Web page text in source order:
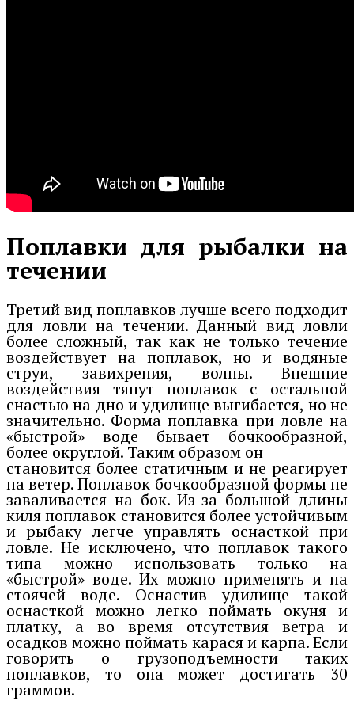
Поплавки для рыбалки на
течении
Третий вид поплавков лучше всего подходит
для ловли на течении. Данный вид ловли
более сложный, так как не только течение
воздействует на поплавок, но и водяные
струи, завихрения, волны. Внешние
воздействия тянут поплавок с остальной
снастью на дно и удилище выгибается, но не
значительно. Форма поплавка при ловле на
«быстрой» воде бывает бочкообразной,
более округлой. Таким образом он
становится более статичным и не реагирует
на ветер. Поплавок бочкообразной формы не
заваливается на бок. Из-за большой длины
киля поплавок становится более устойчивым
и рыбаку легче управлять оснасткой при
ловле. Не исключено, что поплавок такого
типа можно использовать только на
«быстрой» воде. Их можно применять и на
стоячей воде. Оснастив удилище такой
оснасткой можно легко поймать окуня и
платку, а во время отсутствия ветра и
осадков можно поймать карася и карпа. Если
говорить о грузоподъемности таких
поплавков, то она может достигать 30
граммов.